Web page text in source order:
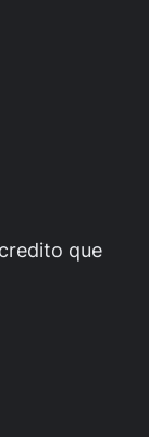
que